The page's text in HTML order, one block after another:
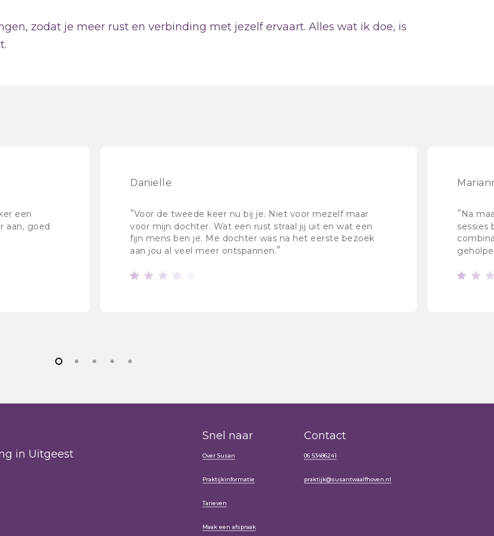
zodat je meer rust en verbinding met jezelf ervaart. Alles wat ik doe, is
een
aan, goed
Danielle
“Voor de tweede keer nu bij je. Niet voor mezelf maar
voor mijn dochter. Wat een rust straal jij uit en wat een
fijn mens ben je. Me dochter was na het eerste bezoek
aan jou al veel meer ontspannen.”
“ Na
sessies
in Uitgeest
Snel naar
Over Susan
Praktijkinformatie
Tarieven
Maak een afspraak
Contact
06 53486241
praktijk@susantwaalfhoven.nl